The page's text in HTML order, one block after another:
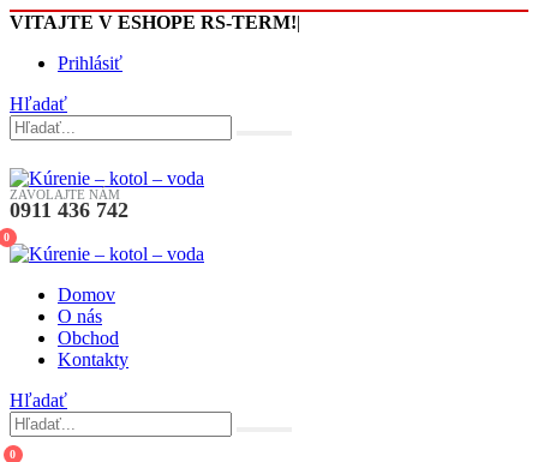
VITAJTE V ESHOPE RS-TERM!|
Prihlásiť
Hľadať
ZAVOLAJTE NÁM
0911 436 742
0
Domov
O nás
Obchod
Kontakty
Hľadať
0